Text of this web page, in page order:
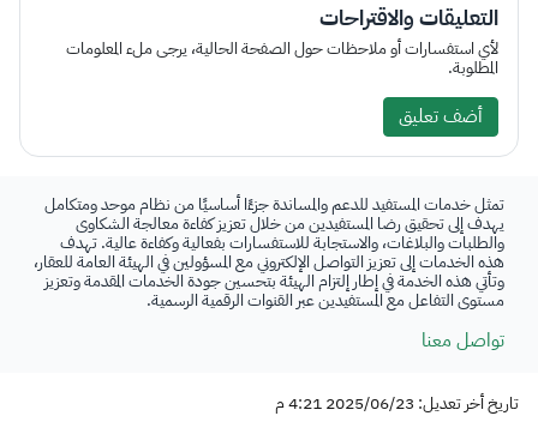
التعليقات والاقتراحات
لأي استفسارات أو ملاحظات حول الصفحة الحالية، يرجى ملء المعلومات
المطلوبة.
أضف تعليق
تمثل خدمات المستفيد للدعم والمساندة جزءًا أساسيًا من نظام موحد ومتكامل
يهدف إلى تحقيق رضا المستفيدين من خلال تعزيز كفاءة معالجة الشكاوى
والطلبات والبلاغات، والاستجابة للاستفسارات بفعالية وكفاءة عالية. تهدف
هذه الخدمات إلى تعزيز التواصل الإلكتروني مع المسؤولين في الهيئة العامة للعقار،
وتأتي هذه الخدمة في إطار إلتزام الهيئة بتحسين جودة الخدمات المقدمة وتعزيز
مستوى التفاعل مع المستفيدين عبر القنوات الرقمية الرسمية.
تواصل معنا
تاريخ أخر تعديل: 2025/06/23 4:21 م